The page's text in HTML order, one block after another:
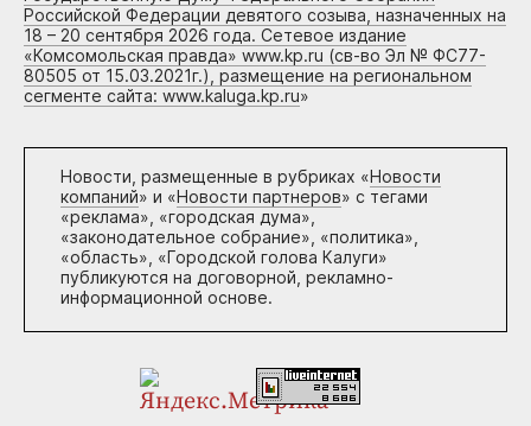
Российской Федерации девятого созыва, назначенных на
18 – 20 сентября 2026 года. Сетевое издание
«Комсомольская правда» www.kp.ru (св-во Эл № ФС77-
80505 от 15.03.2021г.), размещение на региональном
сегменте сайта: www.kaluga.kp.ru»
Новости, размещенные в рубриках «Новости
компаний» и «Новости партнеров» с тегами
«реклама», «городская дума»,
«законодательное собрание», «политика»,
«область», «Городской голова Калуги»
публикуются на договорной, рекламно-
информационной основе.